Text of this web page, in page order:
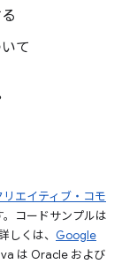
て
リエイティブ・コモ
コードサンプルは
しくは、 Google
は Oracle および